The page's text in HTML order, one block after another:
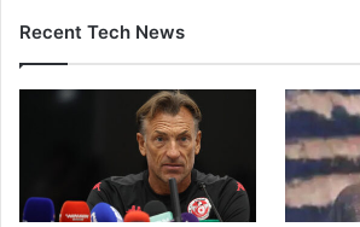
Recent Tech News